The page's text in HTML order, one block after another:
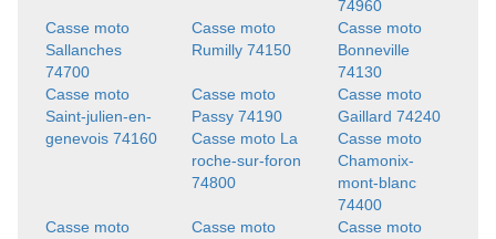
74960
Casse moto
Sallanches
74700
Casse moto
Rumilly 74150
Casse moto
Bonneville
74130
Casse moto
Saint-julien-en-
genevois 74160
Casse moto
Passy 74190
Casse moto
Gaillard 74240
Casse moto La
roche-sur-foron
74800
Casse moto
Chamonix-
mont-blanc
74400
Casse moto
Casse moto
Casse moto